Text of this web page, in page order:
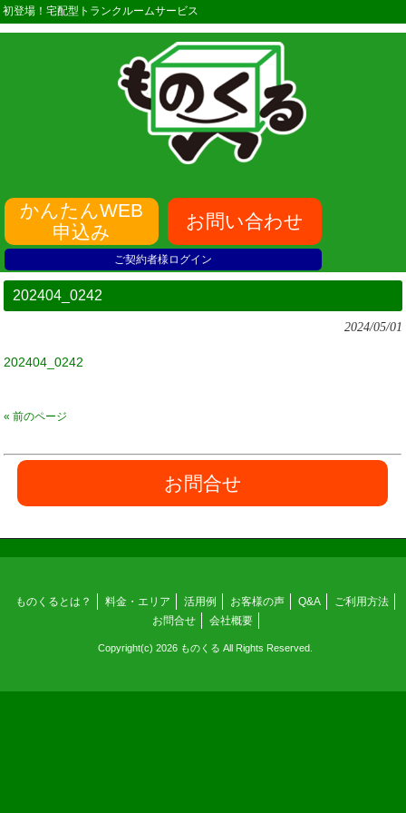
初登場！宅配型トランクルームサービス
かんたんWEB
申込み
お問い合わせ
ご契約者様ログイン
202404_0242
2024/05/01
202404_0242
« 前のページ
お問合せ
ものくるとは？ 料金・エリア 活用例 お客様の声 Q&A
ご利用方法
お問合せ
会社概要
Copyright(c) 2026 ものくる All Rights Reserved.